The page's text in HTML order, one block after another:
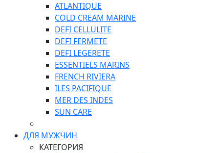
ATLANTIQUE
COLD CREAM MARINE
DEFI CELLULITE
DEFI FERMETE
DEFI LEGERETE
ESSENTIELS MARINS
FRENCH RIVIERA
ILES PACIFIQUE
MER DES INDES
SUN CARE
ДЛЯ МУЖЧИН
КАТЕГОРИЯ